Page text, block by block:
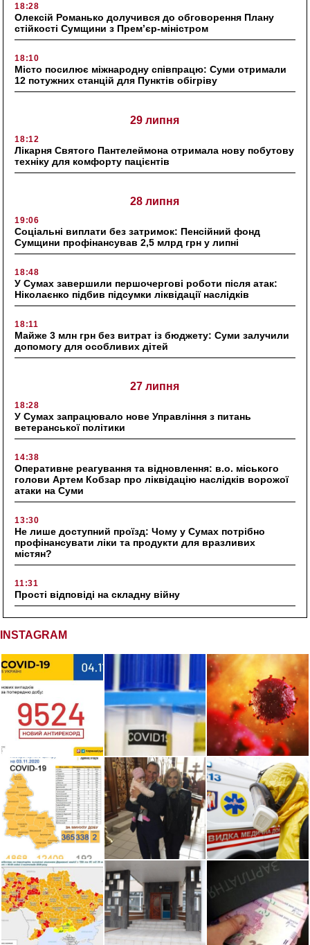
18:28
Олексій Романько долучився до обговорення Плану
стійкості Сумщини з Прем’єр-міністром
18:10
Місто посилює міжнародну співпрацю: Суми отримали
12 потужних станцій для Пунктів обігріву
29 липня
18:12
Лікарня Святого Пантелеймона отримала нову побутову
техніку для комфорту пацієнтів
28 липня
19:06
Соціальні виплати без затримок: Пенсійний фонд
Сумщини профінансував 2,5 млрд грн у липні
18:48
У Сумах завершили першочергові роботи після атак:
Ніколаєнко підбив підсумки ліквідації наслідків
18:11
Майже 3 млн грн без витрат із бюджету: Суми залучили
допомогу для особливих дітей
27 липня
18:28
У Сумах запрацювало нове Управління з питань
ветеранської політики
14:38
Оперативне реагування та відновлення: в.о. міського
голови Артем Кобзар про ліквідацію наслідків ворожої
атаки на Суми
13:30
Не лише доступний проїзд: Чому у Сумах потрібно
профінансувати ліки та продукти для вразливих
містян?
11:31
Прості відповіді на складну війну
INSTAGRAM